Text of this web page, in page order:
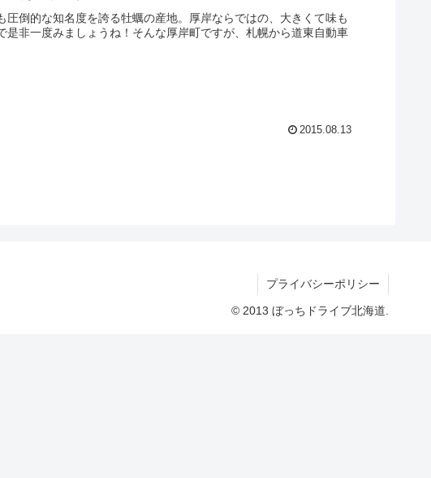
倒的な知名度を誇る牡蠣の産地。厚岸ならではの、大きくて味も
非一度みましょうね！そんな厚岸町ですが、札幌から道東自動車
2015.08.13
プライバシーポリシー
© 2013 ぼっちドライブ北海道.